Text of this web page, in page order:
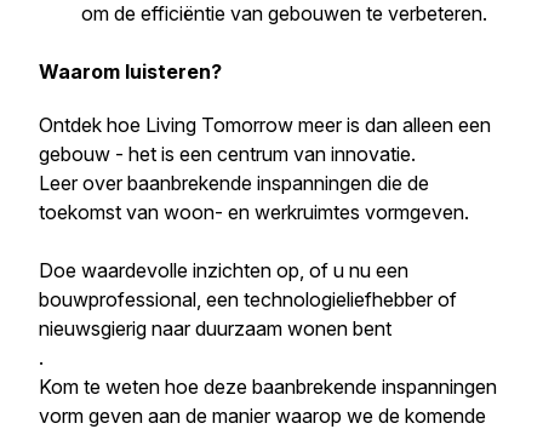
om de efficiëntie van gebouwen te verbeteren.
Waarom luisteren?
Ontdek hoe Living Tomorrow meer is dan alleen een
gebouw - het is een centrum van innovatie.
Leer over baanbrekende inspanningen die de
toekomst van woon- en werkruimtes vormgeven.
Doe waardevolle inzichten op, of u nu een
bouwprofessional, een technologieliefhebber of
nieuwsgierig naar duurzaam wonen bent
.
Kom te weten hoe deze baanbrekende inspanningen
vorm geven aan de manier waarop we de komende